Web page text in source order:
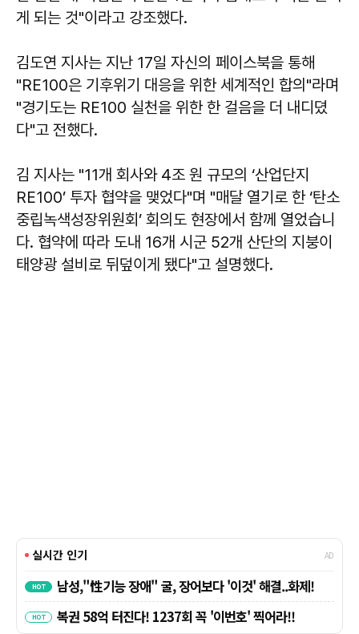
게 되는 것"이라고 강조했다.
김도연 지사는 지난 17일 자신의 페이스북을 통해
"RE100은 기후위기 대응을 위한 세계적인 합의"라며
"경기도는 RE100 실천을 위한 한 걸음을 더 내디뎠
다"고 전했다.
김 지사는 "11개 회사와 4조 원 규모의 ‘산업단지
RE100’ 투자 협약을 맺었다"며 "매달 열기로 한 ‘탄소
중립녹색성장위원회’ 회의도 현장에서 함께 열었습니
다. 협약에 따라 도내 16개 시군 52개 산단의 지붕이
태양광 설비로 뒤덮이게 됐다"고 설명했다.